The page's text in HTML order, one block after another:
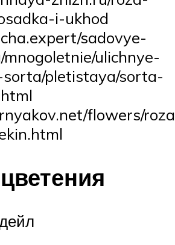
i-ukhod
sadovye-
ulichnye-
pletistaya/sorta-
flowers/